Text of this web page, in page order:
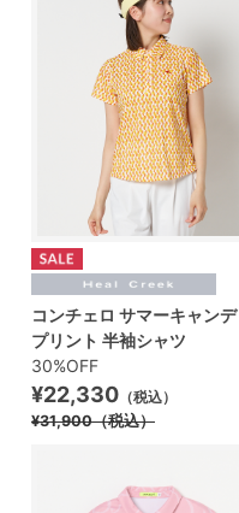
コンチェロ サマーキャンデ
プリント 半袖シャツ
30%OFF
¥22,330 （税込）
¥31,900（税込）